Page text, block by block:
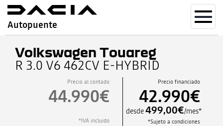
Autopuente
Volkswagen Touareg
R 3.0 V6 462CV E-HYBRID
Precio al contado
44.990€
*IVA incluido
Precio financiado
42.990€
desde499,00€/mes*
*Sujeto a condiciones